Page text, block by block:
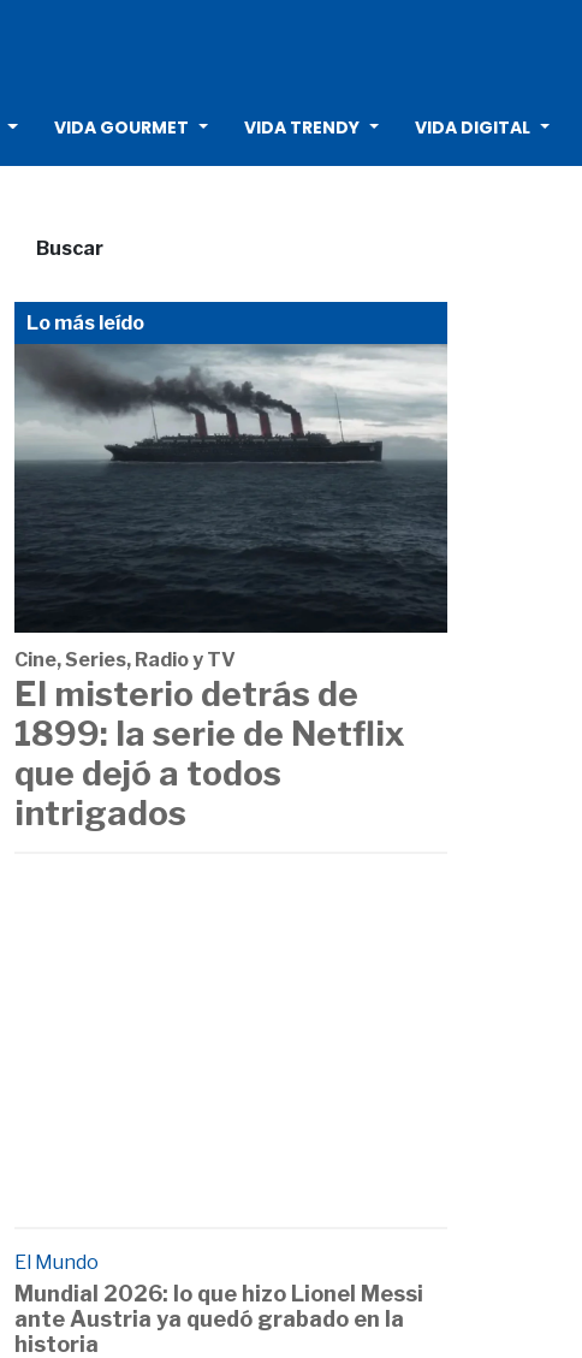
VIDA GOURMET VIDA TRENDY VIDA DIGITAL
Buscar
Lo más leído
Cine, Series, Radio y TV
El misterio detrás de
1899: la serie de Netflix
que dejó a todos
intrigados
El Mundo
Mundial 2026: lo que hizo Lionel Messi
ante Austria ya quedó grabado en la
historia